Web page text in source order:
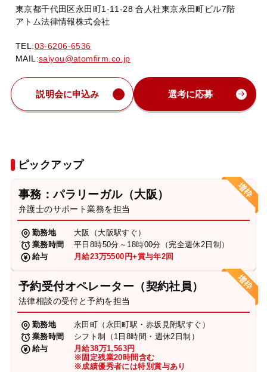
東京都千代田区永田町1-11-28 合人社東京永田町ビル7階
アトム法律情報株式会社
TEL:03-6206-6536
MAIL:saiyou@atomfirm.co.jp
説明会に申込み 選考に応募
ピックアップ
事務：パラリーガル（大阪）
弁護士のサポート業務を担当
勤務地
大阪（大阪駅すぐ）
業務時間
平日8時50分～18時00分（完全週休2日制）
給与
月給23万5500円+賞与年2回
予約受付オペレーター（契約社員）
法律相談の受付と予約を担当
勤務地
永田町（永田町駅・赤坂見附駅すぐ）
業務時間
シフト制（1日8時間・週休2日制）
給与
月給38万1,563円
※固定残業20時間含む
※成績優秀者には特別賞与あり